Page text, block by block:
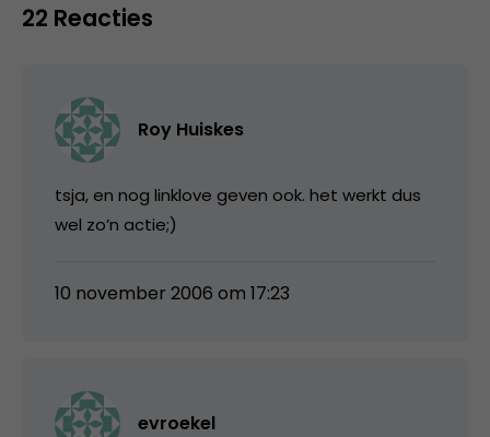
22 Reacties
Roy Huiskes
tsja, en nog linklove geven ook. het werkt dus
wel zo’n actie;)
10 november 2006 om 17:23
evroekel